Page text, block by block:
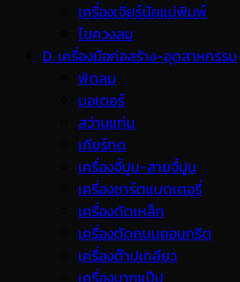
เครื่องเจียร์นัยแม่พิมพ์
ไขควงลม
D. เครื่องมือก่อสร้าง-อุตสาหกรรม
พ้ดลม
มอเตอร์
สว่านแท่น
เกียร์ทด
เครื่องจี้ปูน-สายจี้ปูน
เครื่องชาร์ตแบตเตอรี่
เครื่องดัดเหล็ก
เครื่องตัดถนนคอนกรีต
เครื่องต๊าปเกลียว
เครื่องบากแป๊ป